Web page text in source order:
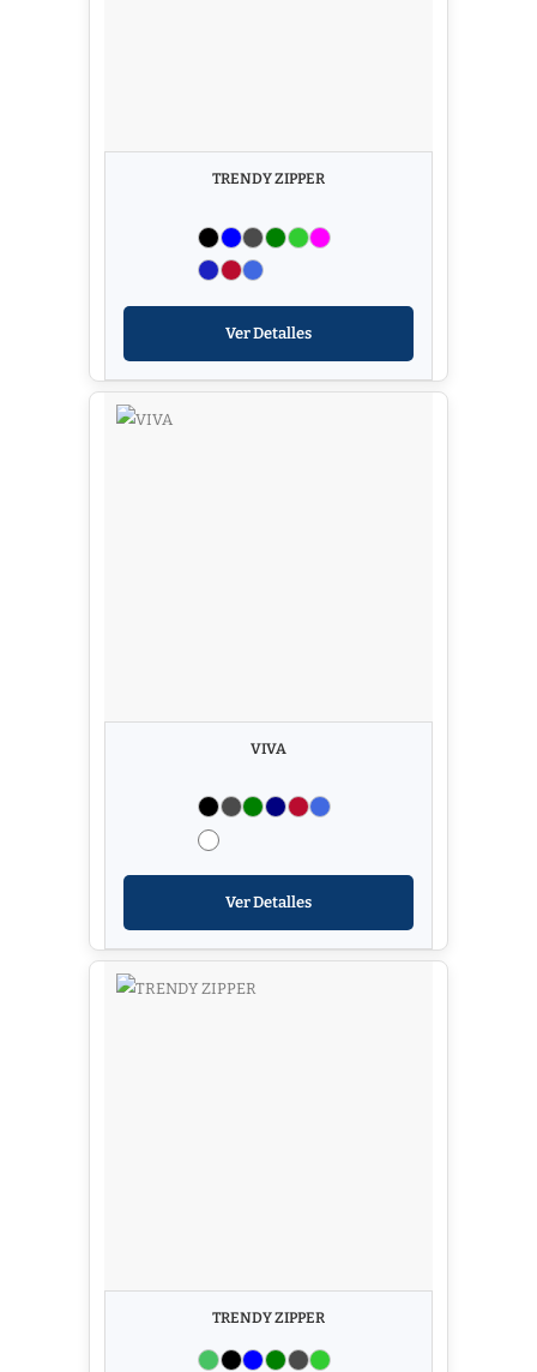
TRENDY ZIPPER
Ver Detalles
VIVA
Ver Detalles
TRENDY ZIPPER